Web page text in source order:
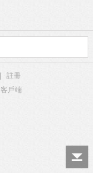
註冊
客戶端